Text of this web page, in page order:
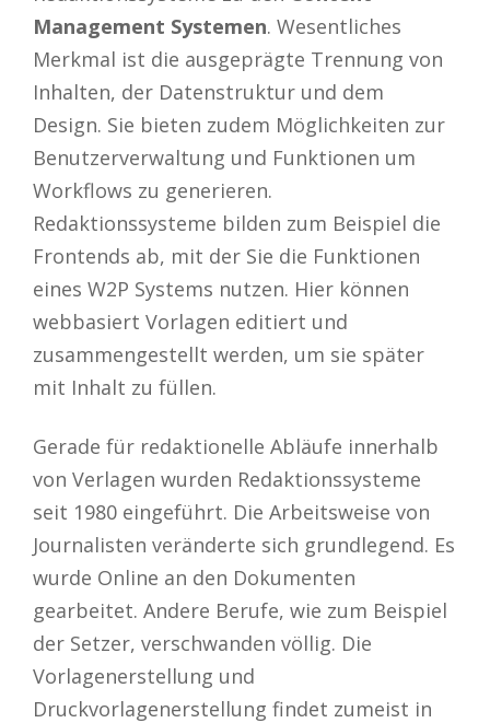
Management Systemen. Wesentliches
Merkmal ist die ausgeprägte Trennung von
Inhalten, der Datenstruktur und dem
Design. Sie bieten zudem Möglichkeiten zur
Benutzerverwaltung und Funktionen um
Workflows zu generieren.
Redaktionssysteme bilden zum Beispiel die
Frontends ab, mit der Sie die Funktionen
eines W2P Systems nutzen. Hier können
webbasiert Vorlagen editiert und
zusammengestellt werden, um sie später
mit Inhalt zu füllen.
Gerade für redaktionelle Abläufe innerhalb
von Verlagen wurden Redaktionssysteme
seit 1980 eingeführt. Die Arbeitsweise von
Journalisten veränderte sich grundlegend. Es
wurde Online an den Dokumenten
gearbeitet. Andere Berufe, wie zum Beispiel
der Setzer, verschwanden völlig. Die
Vorlagenerstellung und
Druckvorlagenerstellung findet zumeist in